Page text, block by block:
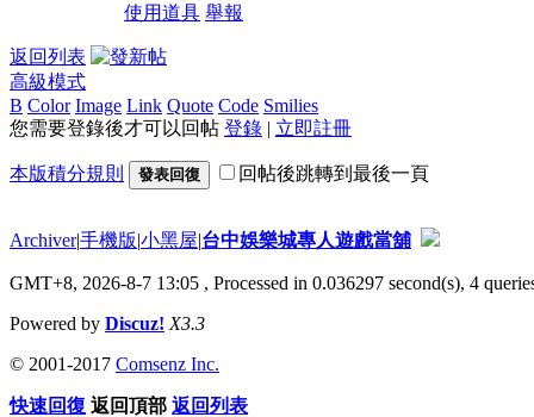
使用道具 舉報
返回列表
高級模式
B Color Image Link Quote Code Smilies
您需要登錄後才可以回帖 登錄 | 立即註冊
本版積分規則 發表回復 回帖後跳轉到最後一頁
Archiver|手機版|小黑屋|台中娛樂城專人遊戲當舖
GMT+8, 2026-8-7 13:05 , Processed in 0.036297 second(s), 4
Powered by Discuz! X3.3
© 2001-2017 Comsenz Inc.
快速回復 返回頂部 返回列表